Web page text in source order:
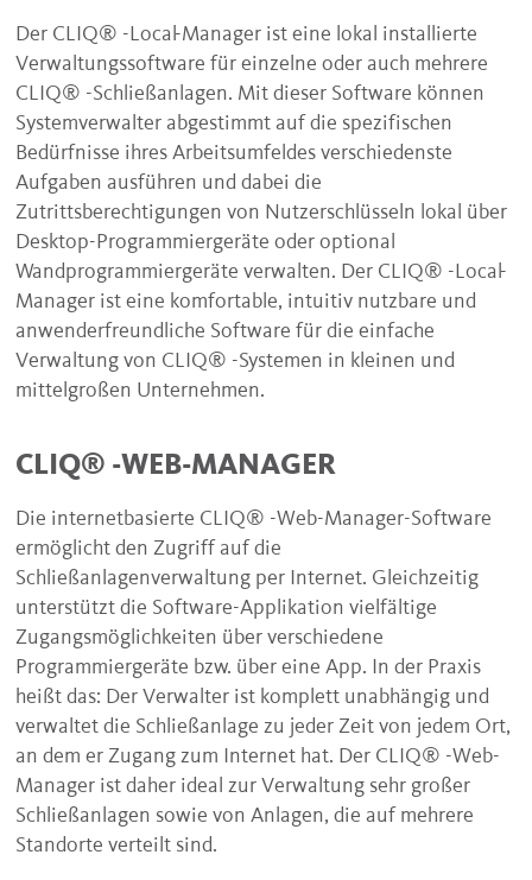
Der CLIQ® -Local-Manager ist eine lokal installierte
Verwaltungssoftware für einzelne oder auch mehrere
CLIQ® -Schließanlagen. Mit dieser Software können
Systemverwalter abgestimmt auf die spezifischen
Bedürfnisse ihres Arbeitsumfeldes verschiedenste
Aufgaben ausführen und dabei die
Zutrittsberechtigungen von Nutzerschlüsseln lokal über
Desktop-Programmiergeräte oder optional
Wandprogrammiergeräte verwalten. Der CLIQ® -Local-
Manager ist eine komfortable, intuitiv nutzbare und
anwenderfreundliche Software für die einfache
Verwaltung von CLIQ® -Systemen in kleinen und
mittelgroßen Unternehmen.
CLIQ® -WEB-MANAGER
Die internetbasierte CLIQ® -Web-Manager-Software
ermöglicht den Zugriff auf die
Schließanlagenverwaltung per Internet. Gleichzeitig
unterstützt die Software-Applikation vielfältige
Zugangsmöglichkeiten über verschiedene
Programmiergeräte bzw. über eine App. In der Praxis
heißt das: Der Verwalter ist komplett unabhängig und
verwaltet die Schließanlage zu jeder Zeit von jedem Ort,
an dem er Zugang zum Internet hat. Der CLIQ® -Web-
Manager ist daher ideal zur Verwaltung sehr großer
Schließanlagen sowie von Anlagen, die auf mehrere
Standorte verteilt sind.